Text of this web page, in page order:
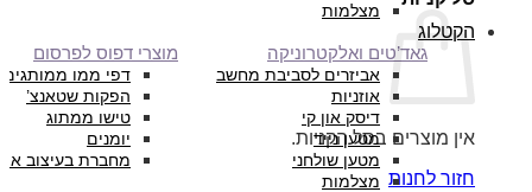
אין מוצרים בסל הקניות.
חזור לחנות
מצלמות
הקטלוג
גאד’טים ואלקטרוניקה
אביזרים לסביבת מחשב
אוזניות
דיסק און קי
מטען נייד
מטען שולחני
מצלמות
מוצרי דפוס לפרסום
דפי ממו ממותגים
הפקות שטאנצ’
טישו ממתוג
יומנים
מחברת בעיצוב